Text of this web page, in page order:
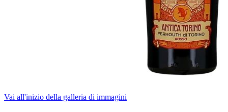
Vai all'inizio della galleria di immagini